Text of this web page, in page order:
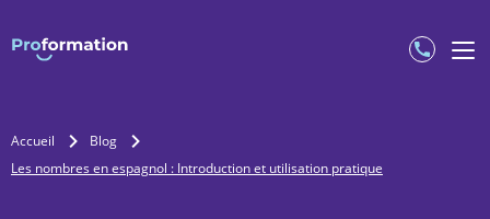
Accueil
Blog
Les nombres en espagnol : Introduction et utilisation pratique